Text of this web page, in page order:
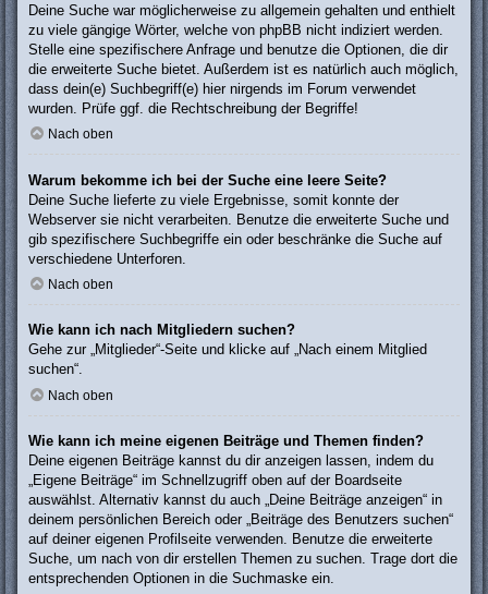
Deine Suche war möglicherweise zu allgemein gehalten und enthielt
zu viele gängige Wörter, welche von phpBB nicht indiziert werden.
Stelle eine spezifischere Anfrage und benutze die Optionen, die dir
die erweiterte Suche bietet. Außerdem ist es natürlich auch möglich,
dass dein(e) Suchbegriff(e) hier nirgends im Forum verwendet
wurden. Prüfe ggf. die Rechtschreibung der Begriffe!
Nach oben
Warum bekomme ich bei der Suche eine leere Seite?
Deine Suche lieferte zu viele Ergebnisse, somit konnte der
Webserver sie nicht verarbeiten. Benutze die erweiterte Suche und
gib spezifischere Suchbegriffe ein oder beschränke die Suche auf
verschiedene Unterforen.
Nach oben
Wie kann ich nach Mitgliedern suchen?
Gehe zur „Mitglieder“-Seite und klicke auf „Nach einem Mitglied
suchen“.
Nach oben
Wie kann ich meine eigenen Beiträge und Themen finden?
Deine eigenen Beiträge kannst du dir anzeigen lassen, indem du
„Eigene Beiträge“ im Schnellzugriff oben auf der Boardseite
auswählst. Alternativ kannst du auch „Deine Beiträge anzeigen“ in
deinem persönlichen Bereich oder „Beiträge des Benutzers suchen“
auf deiner eigenen Profilseite verwenden. Benutze die erweiterte
Suche, um nach von dir erstellen Themen zu suchen. Trage dort die
entsprechenden Optionen in die Suchmaske ein.